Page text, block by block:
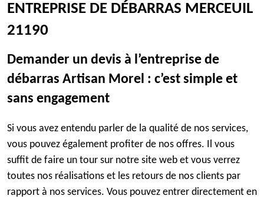
ENTREPRISE DE DÉBARRAS MERCEUIL
21190
Demander un devis à l’entreprise de
débarras Artisan Morel : c’est simple et
sans engagement
Si vous avez entendu parler de la qualité de nos services,
vous pouvez également profiter de nos offres. Il vous
suffit de faire un tour sur notre site web et vous verrez
toutes nos réalisations et les retours de nos clients par
rapport à nos services. Vous pouvez entrer directement en